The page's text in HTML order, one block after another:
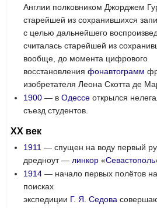
Англии полковником Джорджем
старейшей из сохранившихся
с целью дальнейшего
считалась старейшей из
вообще, до момента цифрового
восстановленияфонавтограмм
изобретателя Леона Скотта де
1900 — вОдессе открылся
съезд студентов.
XX век
1911 — спущен на воду первый
дредноут — линкор «Севастополь
1914 — начало первых полётов
поисках
экспедиции Г. Я. Седова